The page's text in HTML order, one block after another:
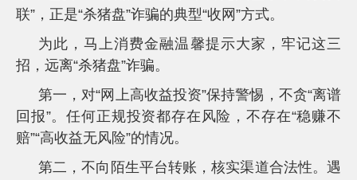
联”，正是“杀猪盘”诈骗的典型“收网”方式。
为此，马上消费金融温馨提示大家，牢记这三
招，远离“杀猪盘”诈骗。
第一，对“网上高收益投资”保持警惕，不贪“离谱
回报”。任何正规投资都存在风险，不存在“稳赚不
赔”“高收益无风险”的情况。
第二，不向陌生平台转账，核实渠道合法性。遇